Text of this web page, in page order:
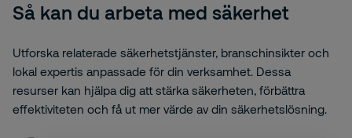
Så kan du arbeta med säkerhet
Utforska relaterade säkerhetstjänster, branschinsikter och
lokal expertis anpassade för din verksamhet. Dessa
resurser kan hjälpa dig att stärka säkerheten, förbättra
effektiviteten och få ut mer värde av din säkerhetslösning.